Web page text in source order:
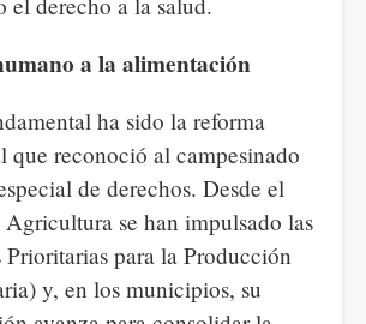
a la alimentación
ha sido la reforma
que reconoció al campesinado
de derechos. Desde el
se han impulsado las
para la Producción
y, en los municipios, su